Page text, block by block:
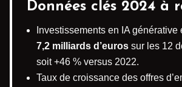
Données clés 2024 à
Investissements en IA générative
7,2 milliards d’euros sur les 12
soit +46 % versus 2022.
Taux de croissance des offres